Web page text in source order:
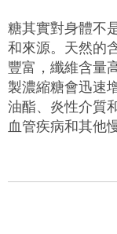
糖其實對身體不
和來源。天然的
豐富，纖維含量
製濃縮糖會迅速
油酯、炎性介質
血管疾病和其他